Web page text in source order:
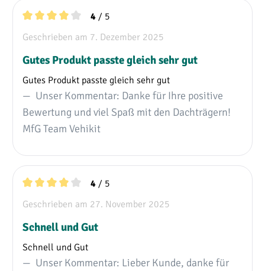
Geschrieben am 7. Dezember 2025
Durchschnittliche Bewertung von 4 von 5 Sternen
4/ 5
Gutes Produkt passte gleich sehr gut
Gutes Produkt passte gleich sehr gut
Unser Kommentar: Danke für Ihre positive
Bewertung und viel Spaß mit den Dachträgern!
MfG Team Vehikit
Geschrieben am 27. November 2025
Durchschnittliche Bewertung von 4 von 5 Sternen
4/ 5
Schnell und Gut
Schnell und Gut
Unser Kommentar: Lieber Kunde, danke für